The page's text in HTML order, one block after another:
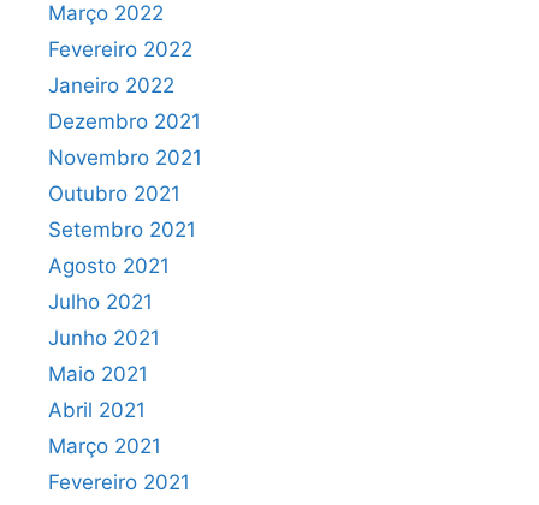
Março 2022
Fevereiro 2022
Janeiro 2022
Dezembro 2021
Novembro 2021
Outubro 2021
Setembro 2021
Agosto 2021
Julho 2021
Junho 2021
Maio 2021
Abril 2021
Março 2021
Fevereiro 2021